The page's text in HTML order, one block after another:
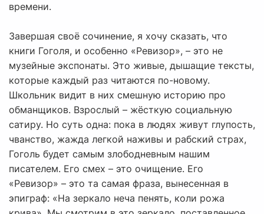
времени.
Завершая своё сочинение, я хочу сказать, что
книги Гоголя, и особенно «Ревизор», – это не
музейные экспонаты. Это живые, дышащие тексты,
которые каждый раз читаются по-новому.
Школьник видит в них смешную историю про
обманщиков. Взрослый – жёсткую социальную
сатиру. Но суть одна: пока в людях живут глупость,
чванство, жажда легкой наживы и рабский страх,
Гоголь будет самым злободневным нашим
писателем. Его смех – это очищение. Его
«Ревизор» – это та самая фраза, вынесенная в
эпиграф: «На зеркало неча пенять, коли рожа